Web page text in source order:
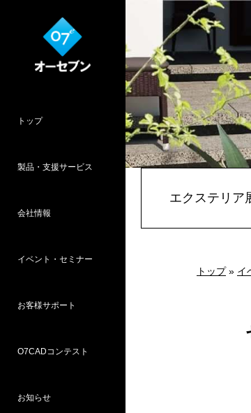
トップ
製品・支援サービス
会社情報
イベント・セミナー
お客様サポート
O7CADコンテスト
お知らせ
エクステリア
トップ» イ